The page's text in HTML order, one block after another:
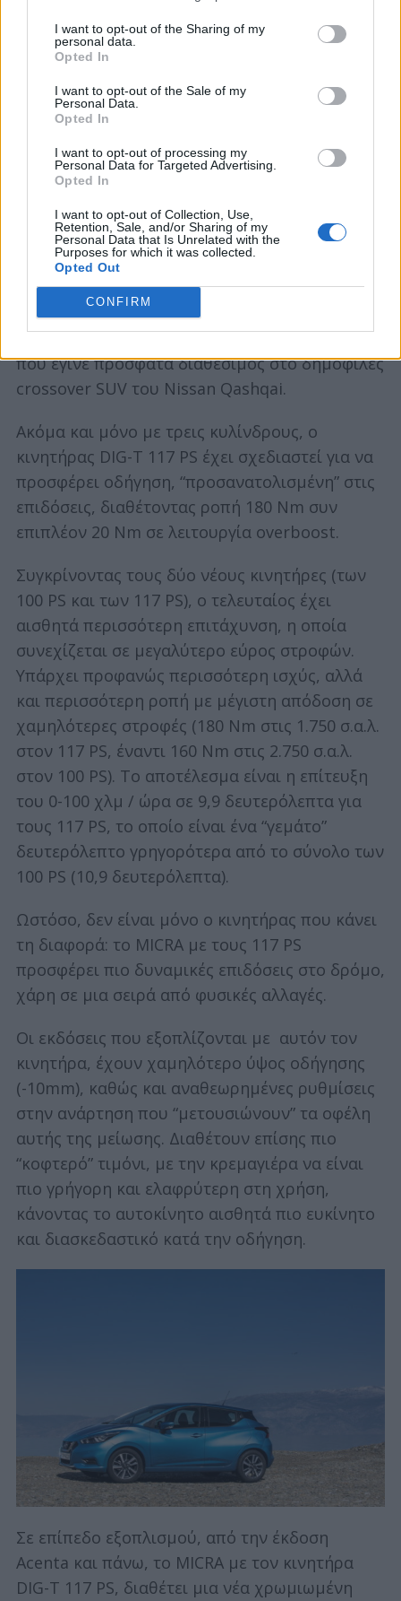
I want to opt-out of the Sharing of my
personal data.
Opted In
I want to opt-out of the Sale of my
Personal Data.
Opted In
I want to opt-out of processing my
Personal Data for Targeted Advertising.
Opted In
I want to opt-out of Collection, Use,
Retention, Sale, and/or Sharing of my
Personal Data that Is Unrelated with the
Purposes for which it was collected.
Opted Out
CONFIRM
1.0-λίτρου DIG-T 117 PS
Η νέα ναυαρχίδα στη γκάμα του Nissan MICRA,
είναι ο υπερτροφοδοτούμενος
βενζινοκινητήρας 1.0 λίτρου DIG-T 117 PSl, που
συνδυάζεται με ένα χειροκίνητο κιβώτιο έξι
ταχυτήτων και με “προσανατολισμό” στις
επιδόσεις.
Δεν πρόκειται απλά για μια βελτιωμένη και
ισχυρότερη έκδοση του IG-T 100 PS, αλλά για
έναν εντελώς διαφορετικό κινητήρα. Έχει
αναπτυχθεί σε συνεργασία με τη Daimler,
παράλληλα με τον βενζινοκινητήρα 1,3 λίτρων
που έγινε πρόσφατα διαθέσιμος στο δημοφιλές
crossover SUV του Nissan Qashqai.
Ακόμα και μόνο με τρεις κυλίνδρους, ο
κινητήρας DIG-T 117 PS έχει σχεδιαστεί για να
προσφέρει οδήγηση, “προσανατολισμένη” στις
επιδόσεις, διαθέτοντας ροπή 180 Nm συν
επιπλέον 20 Nm σε λειτουργία overboost.
Συγκρίνοντας τους δύο νέους κινητήρες (των
100 PS και των 117 PS), ο τελευταίος έχει
αισθητά περισσότερη επιτάχυνση, η οποία
συνεχίζεται σε μεγαλύτερο εύρος στροφών.
Υπάρχει προφανώς περισσότερη ισχύς, αλλά
και περισσότερη ροπή με μέγιστη απόδοση σε
χαμηλότερες στροφές (180 Nm στις 1.750 σ.α.λ.
στον 117 PS, έναντι 160 Nm στις 2.750 σ.α.λ.
στον 100 PS). Το αποτέλεσμα είναι η επίτευξη
του 0-100 χλμ / ώρα σε 9,9 δευτερόλεπτα για
τους 117 PS, το οποίο είναι ένα “γεμάτο”
δευτερόλεπτο γρηγορότερα από το σύνολο των
100 PS (10,9 δευτερόλεπτα).
Ωστόσο, δεν είναι μόνο ο κινητήρας που κάνει
τη διαφορά: το MICRA με τους 117 PS
προσφέρει πιο δυναμικές επιδόσεις στο δρόμο,
χάρη σε μια σειρά από φυσικές αλλαγές.
Οι εκδόσεις που εξοπλίζονται με αυτόν τον
κινητήρα, έχουν χαμηλότερο ύψος οδήγησης
(-10mm), καθώς και αναθεωρημένες ρυθμίσεις
στην ανάρτηση που “μετουσιώνουν” τα οφέλη
αυτής της μείωσης. Διαθέτουν επίσης πιο
“κοφτερό” τιμόνι, με την κρεμαγιέρα να είναι
πιο γρήγορη και ελαφρύτερη στη χρήση,
κάνοντας το αυτοκίνητο αισθητά πιο ευκίνητο
και διασκεδαστικό κατά την οδήγηση.
Σε επίπεδο εξοπλισμού, από την έκδοση
Acenta και πάνω, το MICRA με τον κινητήρα
DIG-T 117 PS, διαθέτει μια νέα χρωμιωμένη